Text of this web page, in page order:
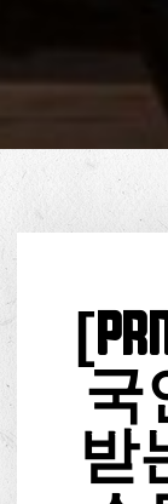
국
받